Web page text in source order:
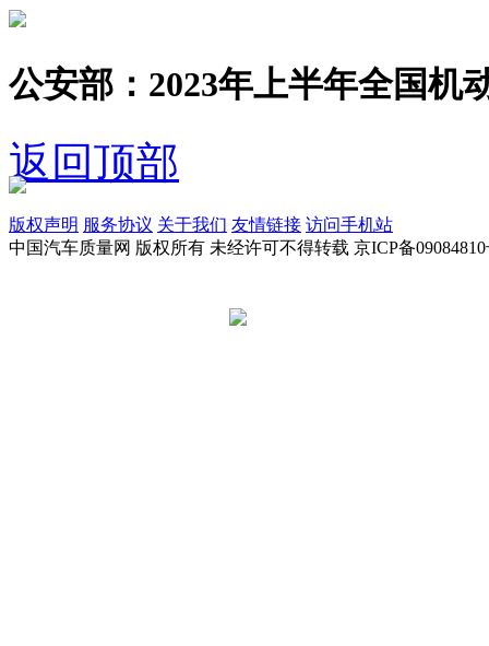
公安部：2023年上半年全国机
返回顶部
版权声明 服务协议 关于我们 友情链接 访问手机站
中国汽车质量网 版权所有 未经许可不得转载 京ICP备09084810